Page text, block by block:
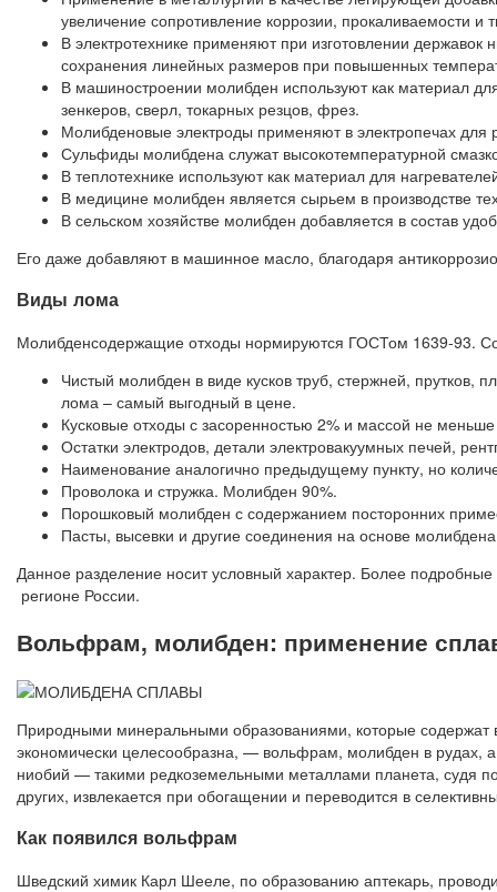
увеличение сопротивление коррозии, прокаливаемости
В электротехнике применяют при изготовлении
сохранения линейных размеров при повышенных
В машиностроении молибден используют как материал
зенкеров, сверл, токарных резцов, фрез.
Молибденовые электроды применяют в электропечах для
Сульфиды молибдена служат высокотемпературной
В теплотехнике используют как материал для
В медицине молибден является сырьем в производстве
В сельском хозяйстве молибден добавляется в состав
Его даже добавляют в машинное масло, благодаря
Виды лома
Молибденсодержащие отходы нормируются ГОСТом 1639-93.
Чистый молибден в виде кусков труб, стержней,
лома – самый выгодный в цене.
Кусковые отходы с засоренностью 2% и массой не меньше
Остатки электродов, детали электровакуумных печей,
Наименование аналогично предыдущему пункту, но
Проволока и стружка. Молибден 90%.
Порошковый молибден с содержанием посторонних
Пасты, высевки и другие соединения на основе
Данное разделение носит условный характер. Более
регионе России.
Вольфрам, молибден: применение
Природными минеральными образованиями, которые содержат
экономически целесообразна, — вольфрам, молибден в рудах,
ниобий — такими редкоземельными металлами планета, судя
других, извлекается при обогащении и переводится в
Как появился вольфрам
Шведский химик Карл Шееле, по образованию аптекарь,